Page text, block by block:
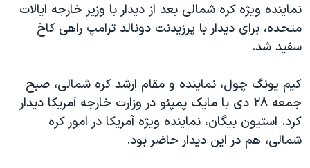
دادگاه حمید نوری
چهل سال گروگان‌گیری
اعتراضات مردمی آبان ۹۸
اسرائیل در جنگ
نرگس محمدی برنده جایزه نوبل صلح
نماینده ویژه کره شمالی بعد از دیدار با وزیر خارجه ایالات
متحده، برای دیدار با پرزیدنت دونالد ترامپ راهی کاخ
سفید شد.
کیم یونگ چول، نماینده و مقام ارشد کره شمالی، صبح
جمعه ۲۸ دی با مایک پمپئو در وزارت خارجه آمریکا دیدار
کرد. استیون بیگان، نماینده ویژه آمریکا در امور کره
شمالی، هم در این دیدار حاضر بود.